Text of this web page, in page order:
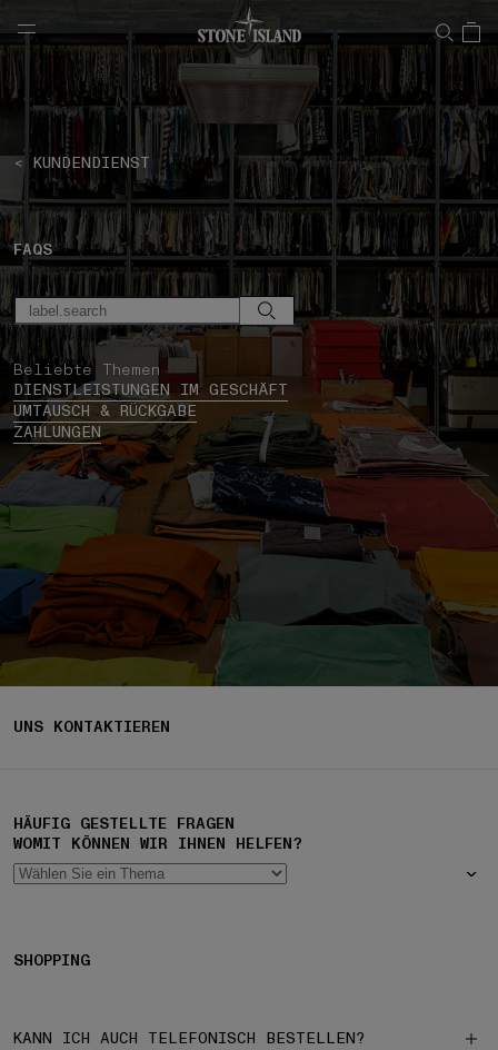
NAVIGATION.ARIA.GOTOMAINCONTENT
< KUNDENDIENST
FAQS
Beliebte Themen
DIENSTLEISTUNGEN IM GESCHÄFT
UMTAUSCH & RÜCKGABE
ZAHLUNGEN
UNS KONTAKTIEREN
HÄUFIG GESTELLTE FRAGEN
WOMIT KÖNNEN WIR IHNEN HELFEN?
SHOPPING
KANN ICH AUCH TELEFONISCH BESTELLEN?